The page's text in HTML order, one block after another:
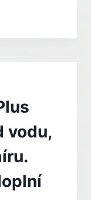
vodu,